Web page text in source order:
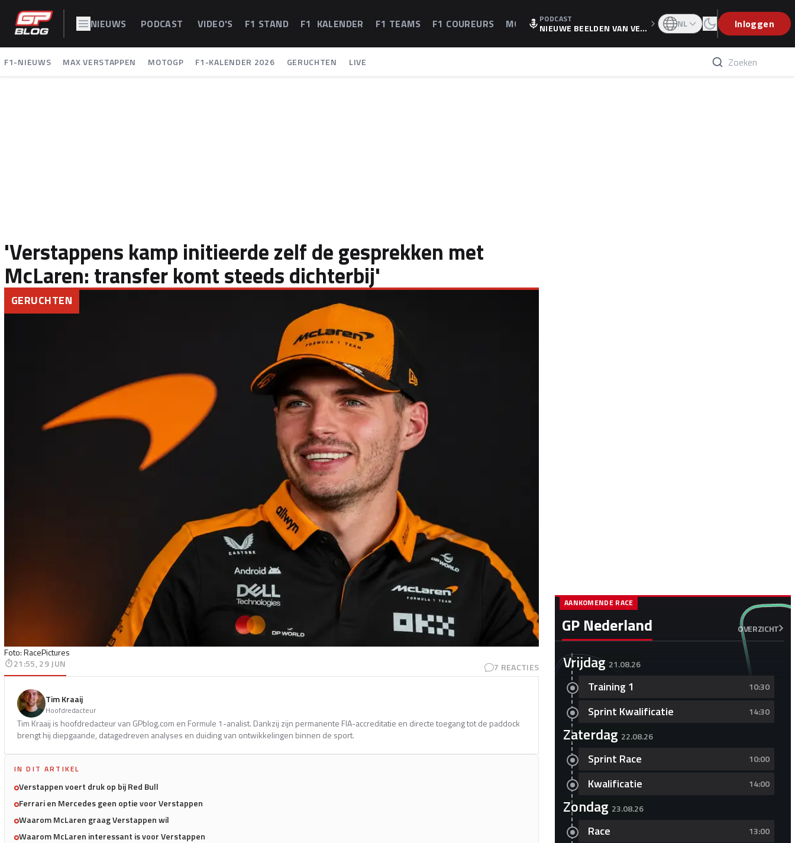
NIEUWS PODCAST VIDEO'S F1 STAND F1 KALENDER F1 TEAMS F1 COUREURS MOTOGPPODCAST
NIEUWE BEELDEN VAN VER
WEET IS ER NU GETEKEND'
NL Inloggen
F1-NIEUWS MAX VERSTAPPEN MOTOGP F1-KALENDER 2026 GERUCHTEN LIVE
'Verstappens kamp initieerde zelf de gesprekken met
McLaren: transfer komt steeds dichterbij'
Foto: RacePictures
GERUCHTEN
21:55, 29 JUN 7 REACTIES
Tim Kraaij
Hoofdredacteur
Tim Kraaij is hoofdredacteur van GPblog.com en Formule 1-analist. Dankzij zijn permanente FIA-accreditatie en directe toegang tot de paddock
brengt hij diepgaande, datagedreven analyses en duiding van ontwikkelingen binnen de sport.
IN DIT ARTIKEL
Verstappen voert druk op bij Red Bull
Ferrari en Mercedes geen optie voor Verstappen
Waarom McLaren graag Verstappen wil
Waarom McLaren interessant is voor Verstappen
GP Nederland OVERZICHT
AANKOMENDE RACE
Vrijdag 21.08.26
Training 1 10:30
Sprint Kwalificatie 14:30
Zaterdag 22.08.26
Sprint Race 10:00
Kwalificatie 14:00
Zondag 23.08.26
Race 13:00